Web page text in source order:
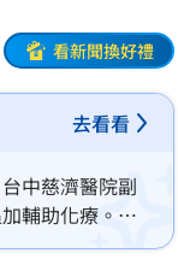
看新聞換好禮
去看看
中慈濟醫院副
輔助化療。雖
胃癌患者會在術